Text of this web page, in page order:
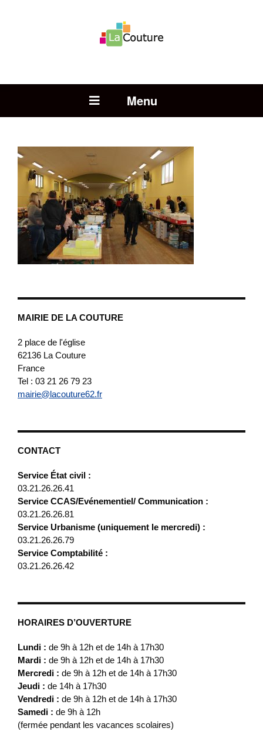
Open Menu
MAIRIE DE LA COUTURE
2 place de l'église
62136 La Couture
France
Tel : 03 21 26 79 23
mairie@lacouture62.fr
CONTACT
Service État civil :
03.21.26.26.41
Service CCAS/Evénementiel/ Communication :
03.21.26.26.81
Service Urbanisme (uniquement le mercredi) :
03.21.26.26.79
Service Comptabilité :
03.21.26.26.42
HORAIRES D’OUVERTURE
Lundi : de 9h à 12h et de 14h à 17h30
Mardi : de 9h à 12h et de 14h à 17h30
Mercredi : de 9h à 12h et de 14h à 17h30
Jeudi : de 14h à 17h30
Vendredi : de 9h à 12h et de 14h à 17h30
Samedi : de 9h à 12h
(fermée pendant les vacances scolaires)